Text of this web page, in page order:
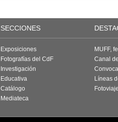
SECCIONES
Exposiciones
Fotografías del CdF
Investigación
Educativa
Catálogo
Mediateca
MUFF,
Canal
Líneas